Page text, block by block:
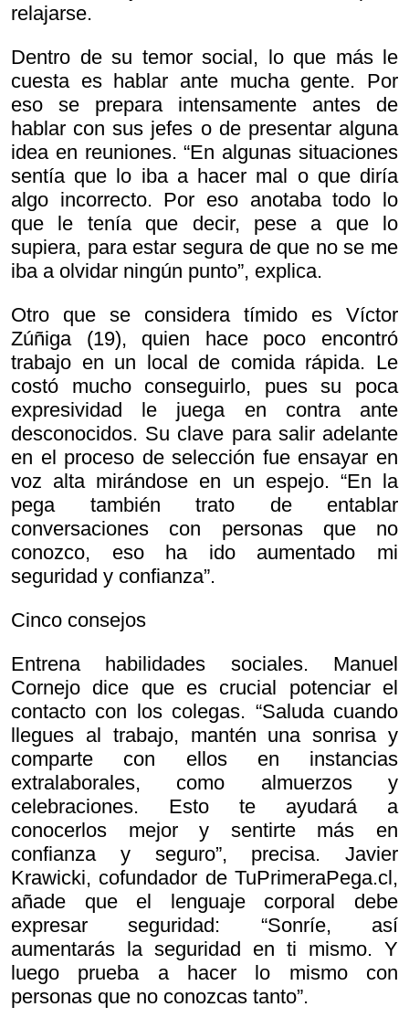
relajarse.
Dentro de su temor social, lo que más le
cuesta es hablar ante mucha gente. Por
eso se prepara intensamente antes de
hablar con sus jefes o de presentar alguna
idea en reuniones. “En algunas situaciones
sentía que lo iba a hacer mal o que diría
algo incorrecto. Por eso anotaba todo lo
que le tenía que decir, pese a que lo
supiera, para estar segura de que no se me
iba a olvidar ningún punto”, explica.
Otro que se considera tímido es Víctor
Zúñiga (19), quien hace poco encontró
trabajo en un local de comida rápida. Le
costó mucho conseguirlo, pues su poca
expresividad le juega en contra ante
desconocidos. Su clave para salir adelante
en el proceso de selección fue ensayar en
voz alta mirándose en un espejo. “En la
pega también trato de entablar
conversaciones con personas que no
conozco, eso ha ido aumentado mi
seguridad y confianza”.
Cinco consejos
Entrena habilidades sociales. Manuel
Cornejo dice que es crucial potenciar el
contacto con los colegas. “Saluda cuando
llegues al trabajo, mantén una sonrisa y
comparte con ellos en instancias
extralaborales, como almuerzos y
celebraciones. Esto te ayudará a
conocerlos mejor y sentirte más en
confianza y seguro”, precisa. Javier
Krawicki, cofundador de TuPrimeraPega.cl,
añade que el lenguaje corporal debe
expresar seguridad: “Sonríe, así
aumentarás la seguridad en ti mismo. Y
luego prueba a hacer lo mismo con
personas que no conozcas tanto”.